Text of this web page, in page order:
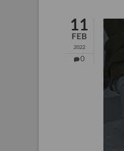
11
FEB
2022
0